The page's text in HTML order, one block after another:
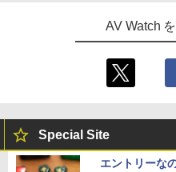
AV Watch
Special Site
エントリーな